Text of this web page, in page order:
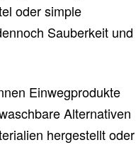
oder simple
Sauberkeit und
Einwegprodukte
Alternativen
hergestellt oder